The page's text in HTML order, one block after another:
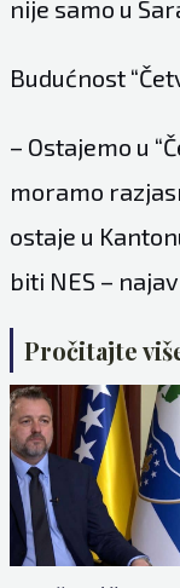
nije samo u
Budućnost
– Ostajemo u
moramo
ostaje u
biti NES –
Pročitajte